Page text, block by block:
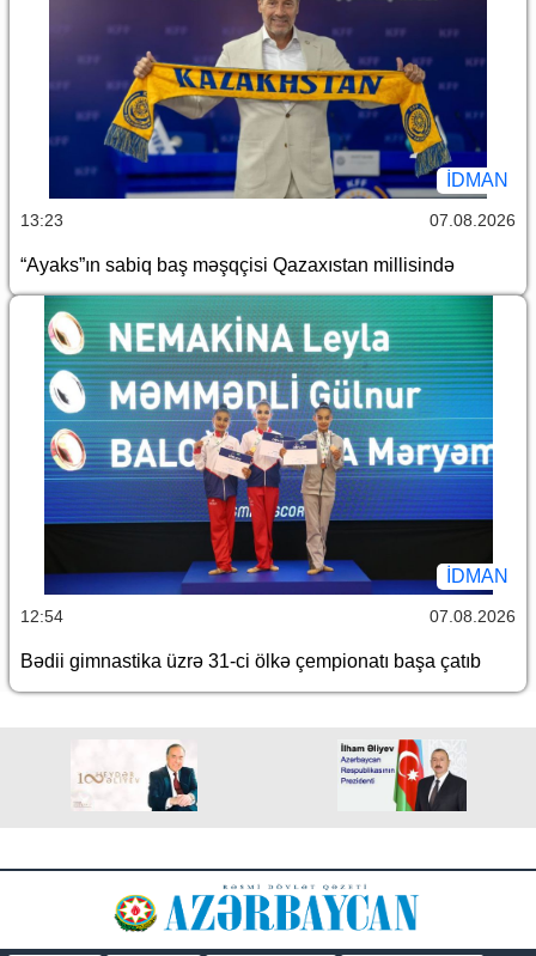
İDMAN
13:23 07.08.2026
“Ayaks”ın sabiq baş məşqçisi Qazaxıstan millisində
İDMAN
12:54 07.08.2026
Bədii gimnastika üzrə 31-ci ölkə çempionatı başa çatıb